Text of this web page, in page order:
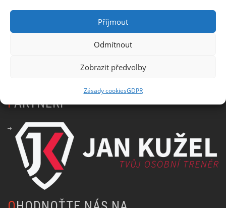
Příjmout
Odmítnout
Zobrazit předvolby
Zásady cookiesGDPR
Informace o zpracování osobních údajů
PARTNEŘI